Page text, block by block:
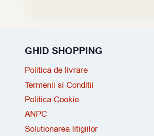
GHID SHOPPING
Politica de livrare
Termenii si Conditii
Politica Cookie
ANPC
Solutionarea litigiilor